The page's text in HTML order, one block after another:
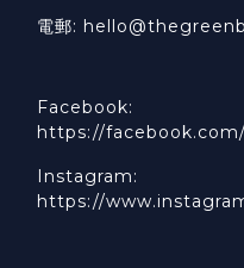
電郵:
Facebook:
https://
Instagram:
https://